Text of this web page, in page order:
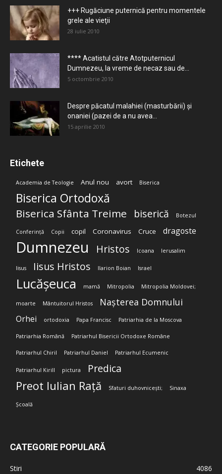
+++ Rugăciune puternică pentru momentele
grele ale vieţii
28 iulie 2010
**** Acatistul către Atotputernicul
Dumnezeu, la vreme de necaz sau de...
5 octombrie 2010
Despre păcatul malahiei (masturbării) şi
onaniei (pazei de a nu avea...
15 aprilie 2010
Etichete
Academia de Teologie Anul nou avort Biserica
Biserica Ortodoxă
Biserica Sfânta Treime biserică Botezul
Conferință Copii copil Coronavirus Cruce dragoste
Dumnezeu Hristos Icoana Ierusalim
Iisus Iisus Hristos Ilarion Boian Israel
Lucășeuca mamă Mitropolia Mitropolia Moldovei;
moarte Mântuitorul Hristos Nașterea Domnului
Orhei ortodoxia Papa Francisc Patriarhia de la Moscova
Patriarhia Română Patriarhul Bisericii Ortodoxe Române
Patriarhul Chiril Patriarhul Daniel Patriarhul Ecumenic
Patriarhul Kirill pictura Predica
Preot Iulian Rață Sfaturi duhovnicești; Sinaxa
Școală
CATEGORIE POPULARĂ
Stiri
4086